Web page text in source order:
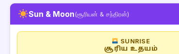
Sun & Moon(சூரியன் & சந்திரன்)
SUNRISE
சூரிய உதயம்